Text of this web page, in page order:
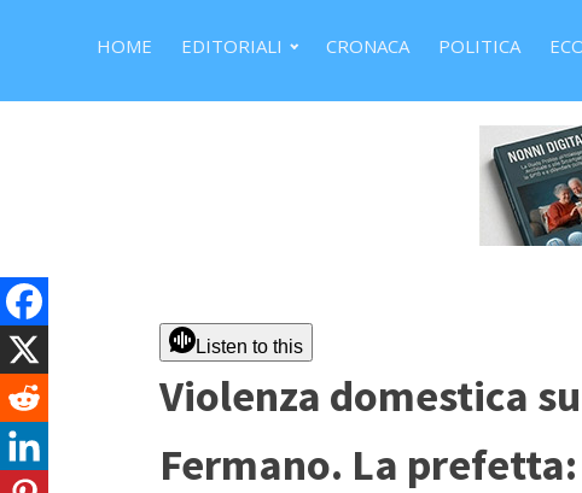
HOME EDITORIALI CRONACA POLITICA
Listen to this
Violenza domestica
Fermano. La